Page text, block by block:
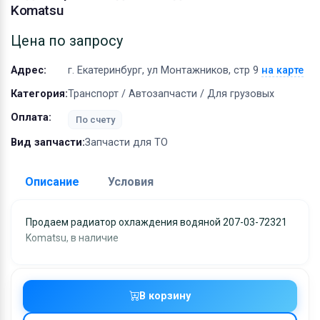
Komatsu
В корзину
Цена по запросу
Адрес: г. Екатеринбург, ул Монтажников, стр 9 на карте
Категория:Транспорт / Автозапчасти / Для грузовых
Оплата:
По счету
Вид запчасти:Запчасти для ТО
Описание Условия
Продаем радиатор охлаждения водяной 207-03-72321
Komatsu, в наличие
Доставка:
Адрес самовывоза:
Отправка товара осуществляется в течение 2-х